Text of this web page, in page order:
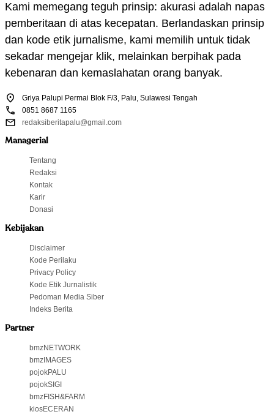
Kami memegang teguh prinsip: akurasi adalah napas
pemberitaan di atas kecepatan. Berlandaskan prinsip
dan kode etik jurnalisme, kami memilih untuk tidak
sekadar mengejar klik, melainkan berpihak pada
kebenaran dan kemaslahatan orang banyak.
Griya Palupi Permai Blok F/3, Palu, Sulawesi Tengah
0851 8687 1165
redaksiberitapalu@gmail.com
Managerial
Tentang
Redaksi
Kontak
Karir
Donasi
Kebijakan
Disclaimer
Kode Perilaku
Privacy Policy
Kode Etik Jurnalistik
Pedoman Media Siber
Indeks Berita
Partner
bmzNETWORK
bmzIMAGES
pojokPALU
pojokSIGI
bmzFISH&FARM
kiosECERAN